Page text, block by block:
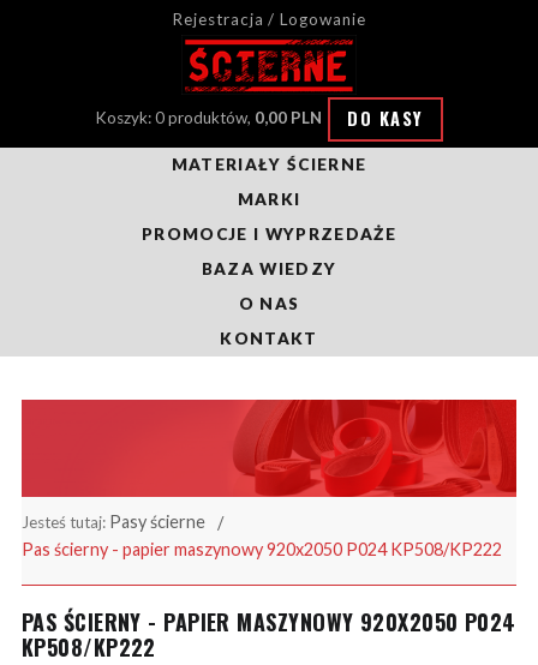
Rejestracja / Logowanie
Koszyk: 0 produktów, 0,00 PLN DO KASY
MATERIAŁY ŚCIERNE
MARKI
PROMOCJE I WYPRZEDAŻE
BAZA WIEDZY
O NAS
KONTAKT
Jesteś tutaj: Pasy ścierne
Pas ścierny - papier maszynowy 920x2050 P024 KP508/KP222
PAS ŚCIERNY - PAPIER MASZYNOWY 920X2050 P024
KP508/KP222